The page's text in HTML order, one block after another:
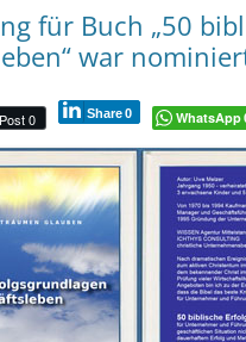
für Buch „50
war
Post 0 Share0 WhatsApp